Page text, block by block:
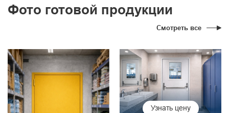
Фото готовой продукции
Смотреть все
Узнать цену